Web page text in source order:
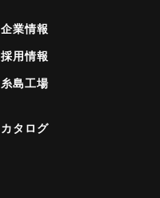
企業情報
採用情報
糸島工場
カタログ